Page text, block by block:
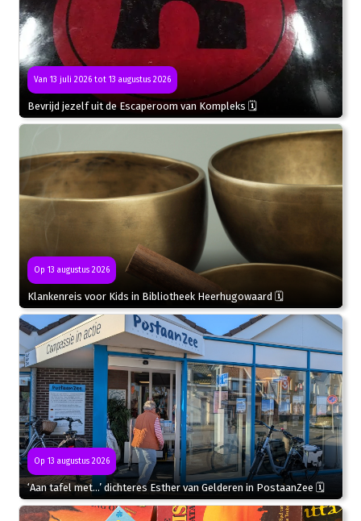
Van 13 juli 2026 tot 13 augustus 2026
Bevrijd jezelf uit de Escaperoom van Kompleks 🗓
Op 13 augustus 2026
Klankenreis voor Kids in Bibliotheek Heerhugowaard 🗓
Op 13 augustus 2026
‘Aan tafel met…’ dichteres Esther van Gelderen in PostaanZee 🗓